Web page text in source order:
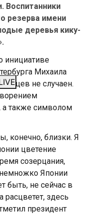
Воспитанники
резерва имени
деревья кику-
инициативе
Михаила
не случаен.
а также символом
конечно, близки. Я
цветение
созерцания,
Японии
быть, не сейчас в
расцветет, здесь
президент